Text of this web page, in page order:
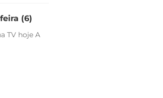
(6)
TV hoje A